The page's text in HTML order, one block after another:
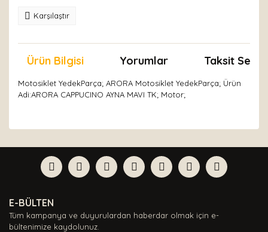
Karşılaştır
Ürün Bilgisi Yorumlar Taksit
Motosiklet YedekParça; ARORA Motosiklet YedekParça; Ürün
Adi:ARORA CAPPUCINO AYNA MAVI TK; Motor;
Yorum Yaz
formunu kullanarak tarafımıza iletebilirsiniz.
Görüş ve önerileriniz için teşekkür ederiz.
Ürün açıklamasında eksik bilgiler bulunuyor.
Ürün bilgilerinde hatalar bulunuyor.
E-BÜLTEN
Tüm kampanya ve duyurulardan haberdar olmak için e-
bültenimize kaydolunuz.